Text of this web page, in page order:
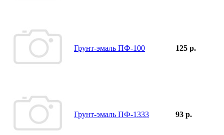
Грунт-эмаль ПФ-100 125 р.
Грунт-эмаль ПФ-1333 93 р.